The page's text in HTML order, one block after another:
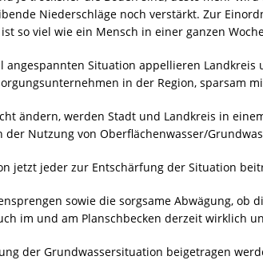
Niederschläge noch verstärkt. Zur
so viel wie ein Mensch in einer ganzen
Situation appellieren Landkreis
in der Region, sparsam
ändern, werden Stadt und Landkreis in
Nutzung von Oberflächenwasser/
jetzt jeder zur Entschärfung der Situation
sowie die sorgsame Abwägung, ob
im und am Planschbecken derzeit wirklich
der Grundwassersituation beigetragen